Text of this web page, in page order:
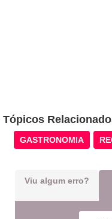
Tópicos
GASTRONOMIA
Viu algum erro?